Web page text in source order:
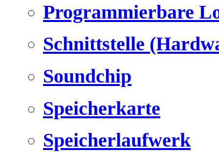
Programmierbare
Schnittstelle
Soundchip
Speicherkarte
Speicherlaufwerk